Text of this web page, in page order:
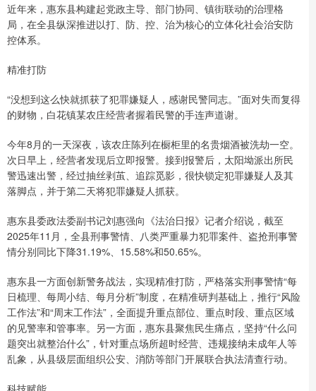
近年来，惠东县构建起党政主导、部门协同、镇街联动的治理格
局，在全县纵深推进以打、防、控、治为核心的立体化社会治安防
控体系。
精准打防
“没想到这么快就抓获了犯罪嫌疑人，感谢民警同志。”面对失而复得
的财物，白花镇某农庄经营者握着民警的手连声道谢。
今年8月的一天深夜，该农庄陈列在橱柜里的名贵烟酒被洗劫一空。
次日早上，经营者发现后立即报警。接到报警后，太阳坳派出所民
警迅速出警，经过抽丝剥茧、追踪觅影，很快锁定犯罪嫌疑人及其
落脚点，并于第二天将犯罪嫌疑人抓获。
惠东县委政法委副书记刘惠强向《法治日报》记者介绍说，截至
2025年11月，全县刑事警情、八类严重暴力犯罪案件、盗抢刑事警
情分别同比下降31.19%、15.58%和50.65%。
惠东县一方面创新警务战法，实现精准打防，严格落实刑事警情“每
日梳理、每周小结、每月分析”制度，在精准研判基础上，推行“风险
工作法”和“周末工作法”，全面提升重点部位、重点时段、重点区域
的见警率和管事率。另一方面，惠东县聚焦民生痛点，坚持“什么问
题突出就整治什么”，针对重点场所超时经营、违规接纳未成年人等
乱象，从县级层面组织公安、消防等部门开展联合执法清查行动。
科技赋能